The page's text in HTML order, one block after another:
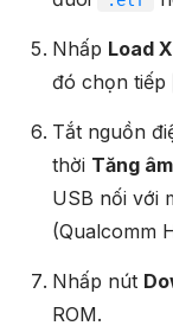
Nhấp Load
đó chọn tiếp
Tắt nguồn
thời Tăng
USB nối với
(Qualcomm
Nhấp nút
ROM.